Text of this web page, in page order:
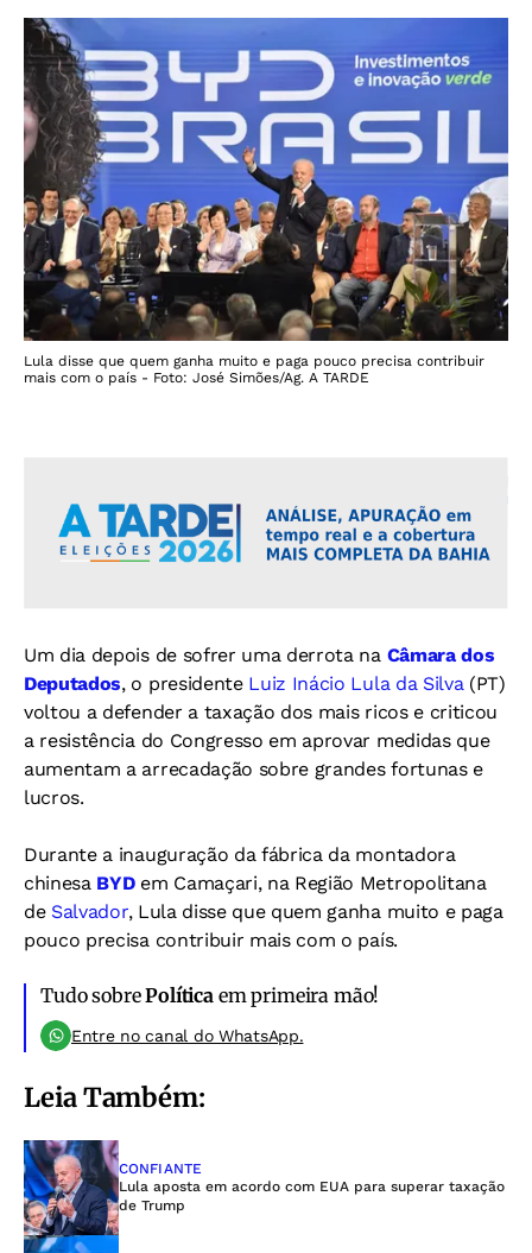
Lula disse que quem ganha muito e paga pouco precisa contribuir
mais com o país - Foto: José Simões/Ag. A TARDE
Um dia depois de sofrer uma derrota na Câmara dos
Deputados, o presidenteLuiz Inácio Lula da Silva(PT)
voltou a defender a taxação dos mais ricos e criticou
a resistência do Congresso em aprovar medidas que
aumentam a arrecadação sobre grandes fortunas e
lucros.
Durante a inauguração da fábrica da montadora
chinesaBYDem Camaçari, na Região Metropolitana
de Salvador, Lula disse que quem ganha muito e paga
pouco precisa contribuir mais com o país.
Tudo sobrePolítica em primeira mão!
Entre no canal do WhatsApp.
Leia Também:
CONFIANTE
Lula aposta em acordo com EUA para superar taxação
de Trump